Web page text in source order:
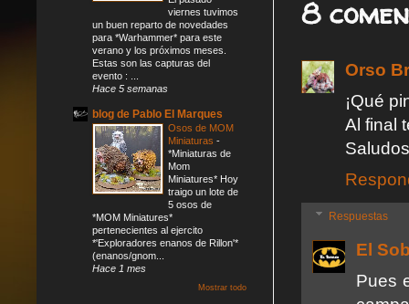
8
Orso
¡Qué
Al final
Respuestas
El
Pues
viernes tuvimos
un buen reparto de novedades
para *Warhammer* para este
verano y los próximos meses.
Estas son las capturas del
evento : ...
Hace 5 semanas
blog de Pablo El Marques
Osos de MOM
Miniaturas -
*Miniaturas de
Mom
Miniatures* Hoy
traigo un lote de
5 osos de
*MOM Miniatures*
pertenecientes al ejercito
*'Exploradores enanos de Rillon'*
(enanos/gnom...
Hace 1 mes
Mostrar todo